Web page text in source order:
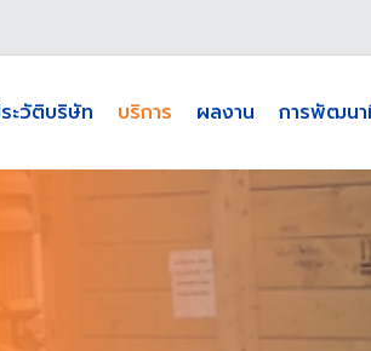
ะวัติบริษัท บริการ ผลงาน การพัฒน